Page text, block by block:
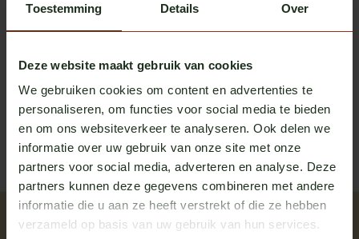
Toestemming Details Over
Deze website maakt gebruik van cookies
We gebruiken cookies om content en advertenties te
personaliseren, om functies voor social media te bieden
en om ons websiteverkeer te analyseren. Ook delen we
informatie over uw gebruik van onze site met onze
partners voor social media, adverteren en analyse. Deze
partners kunnen deze gegevens combineren met andere
informatie die u aan ze heeft verstrekt of die ze hebben
verzameld op basis van uw gebruik van hun services.
Heb je vragen over dit product?
Of heb je hulp nodig bij het bestellen? We helpen je
graag!
neem contact op met ons
Recent bekeken